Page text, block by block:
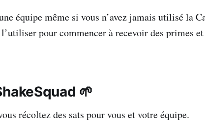
équipe même si vous n’avez jamais utilisé la
pour commencer à recevoir des primes
🌱
récoltez des sats pour vous et votre équipe.